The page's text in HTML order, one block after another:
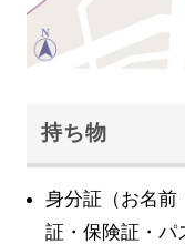
持ち物
身分証（お名前
証・保険証・パ